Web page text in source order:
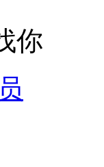
你